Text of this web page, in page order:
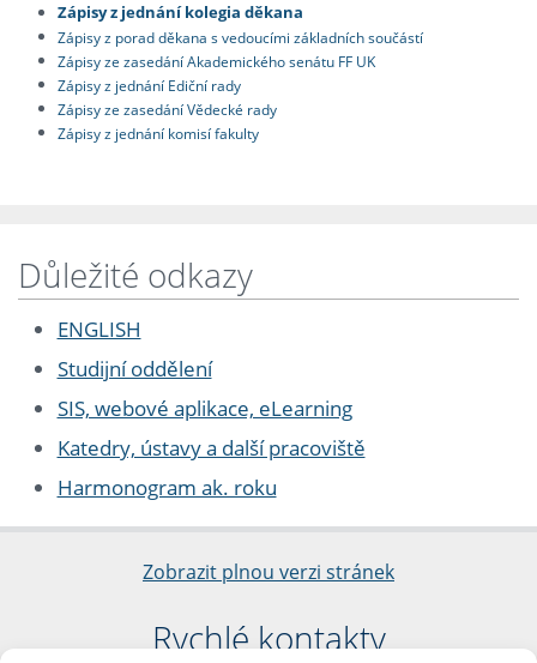
Zápisy z jednání kolegia děkana
Zápisy z porad děkana s vedoucími základních součástí
Zápisy ze zasedání Akademického senátu FF UK
Zápisy z jednání Ediční rady
Zápisy ze zasedání Vědecké rady
Zápisy z jednání komisí fakulty
Důležité odkazy
ENGLISH
Studijní oddělení
SIS, webové aplikace, eLearning
Katedry, ústavy a další pracoviště
Harmonogram ak. roku
Zobrazit plnou verzi stránek
Rychlé kontakty